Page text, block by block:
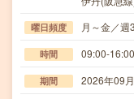
曜日頻度 月～金／週
時間 09:00-
期間 2026年09